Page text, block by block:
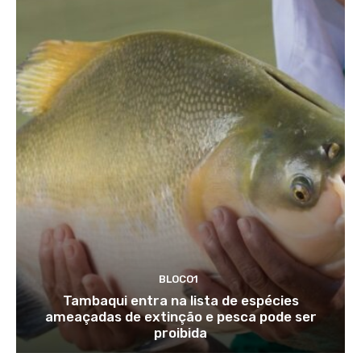
BLOCO1
Tambaqui entra na lista de espécies
ameaçadas de extinção e pesca pode ser
proibida